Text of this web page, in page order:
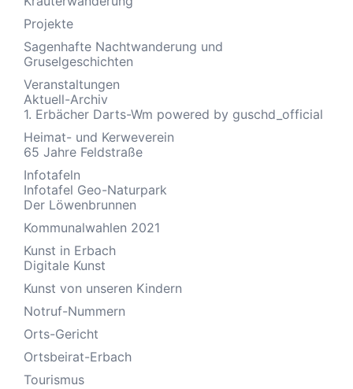
Projekte
Sagenhafte Nachtwanderung und
Gruselgeschichten
Veranstaltungen
Aktuell-Archiv
1. Erbächer Darts-Wm powered by guschd_official
Heimat- und Kerweverein
65 Jahre Feldstraße
Infotafeln
Infotafel Geo-Naturpark
Der Löwenbrunnen
Kommunalwahlen 2021
Kunst in Erbach
Digitale Kunst
Kunst von unseren Kindern
Notruf-Nummern
Orts-Gericht
Ortsbeirat-Erbach
Tourismus